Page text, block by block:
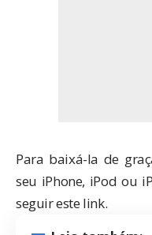
Para baixá-la de
seu iPhone, iPod ou
seguireste link.